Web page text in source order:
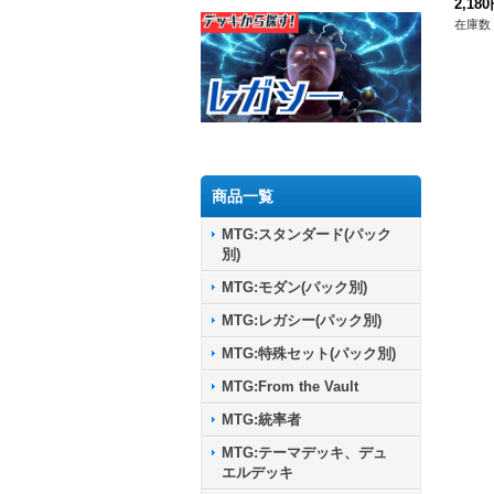
商品一覧
MTG:スタンダード(パック
別)
MTG:モダン(パック別)
MTG:レガシー(パック別)
MTG:特殊セット(パック別)
MTG:From the Vault
MTG:統率者
MTG:テーマデッキ、デュ
エルデッキ
2,180
在庫数